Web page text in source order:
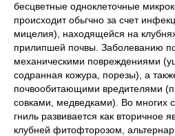
бесцветные одно­клеточные
происходит обьгчно за счет
мицелия), находящейся на
прилипшей почвы. Заболеванию
механическими поврежде­ниями
содранная кожура, порезы), а
почвообитающими вреди­телями
совками, медведками). Во многих
гниль разви­вается как вторичное
клубней фитофторозом,